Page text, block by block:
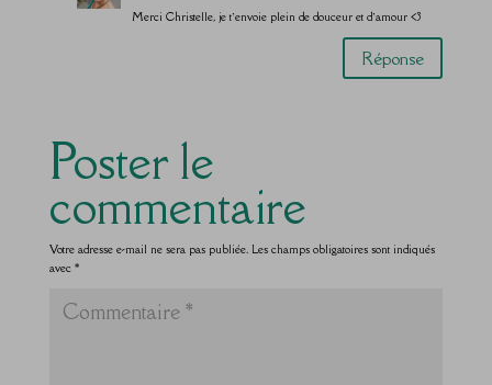
Merci Christelle, je t’envoie plein de douceur et d’amour <3
Réponse
Poster le
commentaire
Votre adresse e-mail ne sera pas publiée. Les champs obligatoires sont indiqués
avec *